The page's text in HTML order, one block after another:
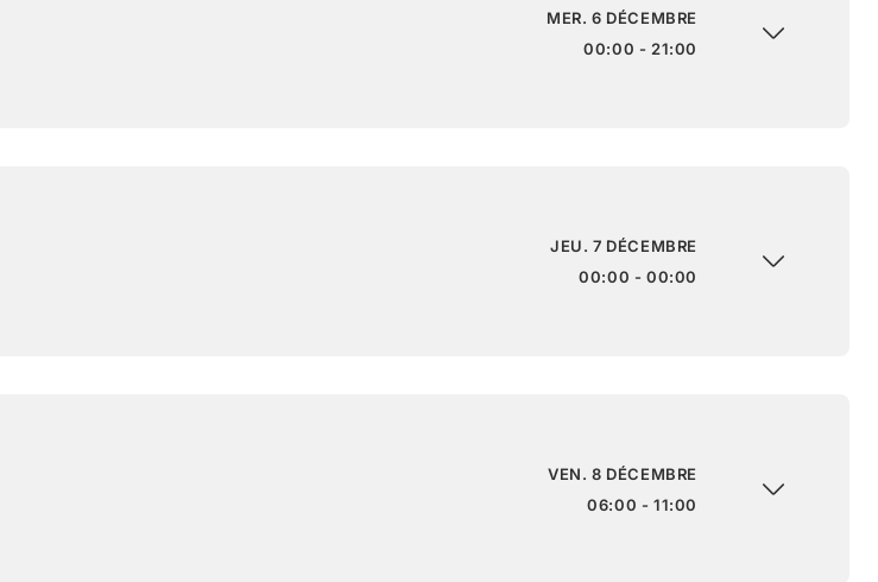
MER. 6 DÉCEMBRE
00:00 - 21:00
JEU. 7 DÉCEMBRE
00:00 - 00:00
VEN. 8 DÉCEMBRE
06:00 - 11:00